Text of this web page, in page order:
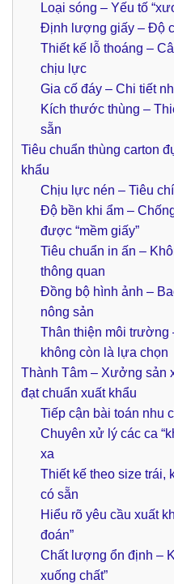
Loại sóng – Yếu tố
Định lượng giấy – Độ
Thiết kế lỗ thoáng –
chịu lực
Gia cố đáy – Chi tiết
Kích thước thùng –
sẵn
Tiêu chuẩn thùng carton
khẩu
Chịu lực nén – Tiêu
Độ bền khi ẩm –
được “mềm giấy”
Tiêu chuẩn in ấn –
thông quan
Đồng bộ hình ảnh –
nông sản
Thân thiện môi trường
không còn là lựa chọn
Thành Tâm – Xưởng sản
đạt chuẩn xuất khẩu
Tiếp cận bài toán nhu
Chuyên xử lý các ca
xa
Thiết kế theo size trái,
có sẵn
Hiểu rõ yêu cầu xuất
đoán”
Chất lượng ổn định –
xuống chất”